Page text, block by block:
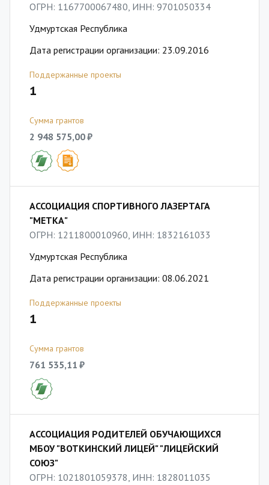
ОГРН: 1167700067480, ИНН: 9701050334
Удмуртская Республика
Дата регистрации организации: 23.09.2016
Поддержанные проекты
1
Сумма грантов
2 948 575,00 ₽
АССОЦИАЦИЯ СПОРТИВНОГО ЛАЗЕРТАГА
"МЕТКА"
ОГРН: 1211800010960, ИНН: 1832161033
Удмуртская Республика
Дата регистрации организации: 08.06.2021
Поддержанные проекты
1
Сумма грантов
761 535,11 ₽
АССОЦИАЦИЯ РОДИТЕЛЕЙ ОБУЧАЮЩИХСЯ
МБОУ "ВОТКИНСКИЙ ЛИЦЕЙ" "ЛИЦЕЙСКИЙ
СОЮЗ"
ОГРН: 1021801059378, ИНН: 1828011035